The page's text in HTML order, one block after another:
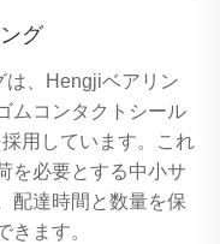
グ
は、Hengjiベアリン
ムコンタクトシール
用しています。これ
を必要とする中小サ
配達時間と数量を保
きます。